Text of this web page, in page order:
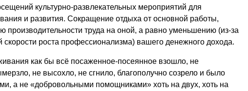
культурно-развлекательных мероприятий для
и развития. Сокращение отдыха от основной работы,
производительности труда на оной, а равно уменьшению (из-за
скорости роста профессионализма) вашего денежного дохода.
как бы всё посаженное-посеянное взошло, не
не высохло, не сгнило, благополучно созрело и было
а не «добровольными помощниками» хоть на двух, хоть на